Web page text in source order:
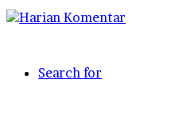
Search for